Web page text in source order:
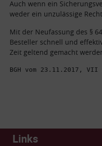
Auch wenn ein
weder ein unzulässige
Mit der Neufassung des §
Besteller schnell und
Zeit geltend gemacht
BGH vom 23.11.2017, VII
Links